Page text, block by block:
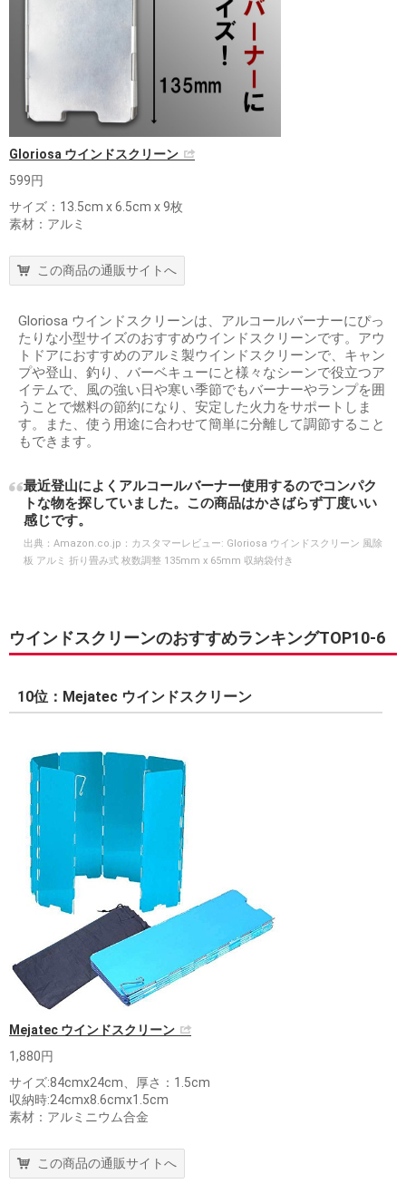
Gloriosa ウインドスクリーン
599円
サイズ：13.5cm x 6.5cm x 9枚
素材：アルミ
この商品の通販サイトへ
Gloriosa ウインドスクリーンは、アルコールバーナーにぴっ
たりな小型サイズのおすすめウインドスクリーンです。アウ
トドアにおすすめのアルミ製ウインドスクリーンで、キャン
プや登山、釣り、バーベキューにと様々なシーンで役立つア
イテムで、風の強い日や寒い季節でもバーナーやランプを囲
うことで燃料の節約になり、安定した火力をサポートしま
す。また、使う用途に合わせて簡単に分離して調節すること
もできます。
最近登山によくアルコールバーナー使用するのでコンパク
トな物を探していました。この商品はかさばらず丁度いい
感じです。
出典： Amazon.co.jp：カスタマーレビュー: Gloriosa ウインドスクリーン 風除
板 アルミ 折り畳み式 枚数調整 135mm x 65mm 収納袋付き
ウインドスクリーンのおすすめランキングTOP10-6
10位：Mejatec ウインドスクリーン
Mejatec ウインドスクリーン
1,880円
サイズ:84cmx24cm、厚さ：1.5cm
収納時:24cmx8.6cmx1.5cm
素材：アルミニウム合金
この商品の通販サイトへ